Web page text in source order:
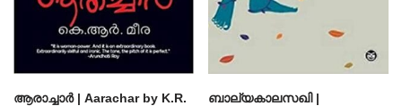
ആരാച്ചാര്‍ | Aarachar by K.R.
ബാല്യകാലസഖി |